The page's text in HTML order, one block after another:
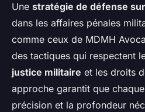
Une stratégie de défense
dans les affaires pénales
comme ceux de MDMH
des tactiques qui respectent
justice militaire et les droits
approche garantit que
précision et la profondeur